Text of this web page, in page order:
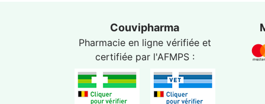
Couvipharma
Pharmacie en ligne vérifiée et
certifiée par l'AFMPS: